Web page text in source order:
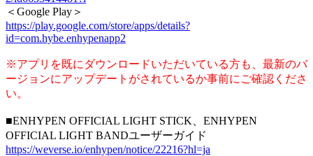
＜Google Play＞
https://play.google.com/store/apps/details?
id=com.hybe.enhypenapp2
※アプリを既にダウンロードいただいている方も、最新のバ
ージョンにアップデートがされているか事前にご確認くださ
い。
■ENHYPEN OFFICIAL LIGHT STICK、ENHYPEN
OFFICIAL LIGHT BANDユーザーガイド
https://weverse.io/enhypen/notice/22216?hl=ja